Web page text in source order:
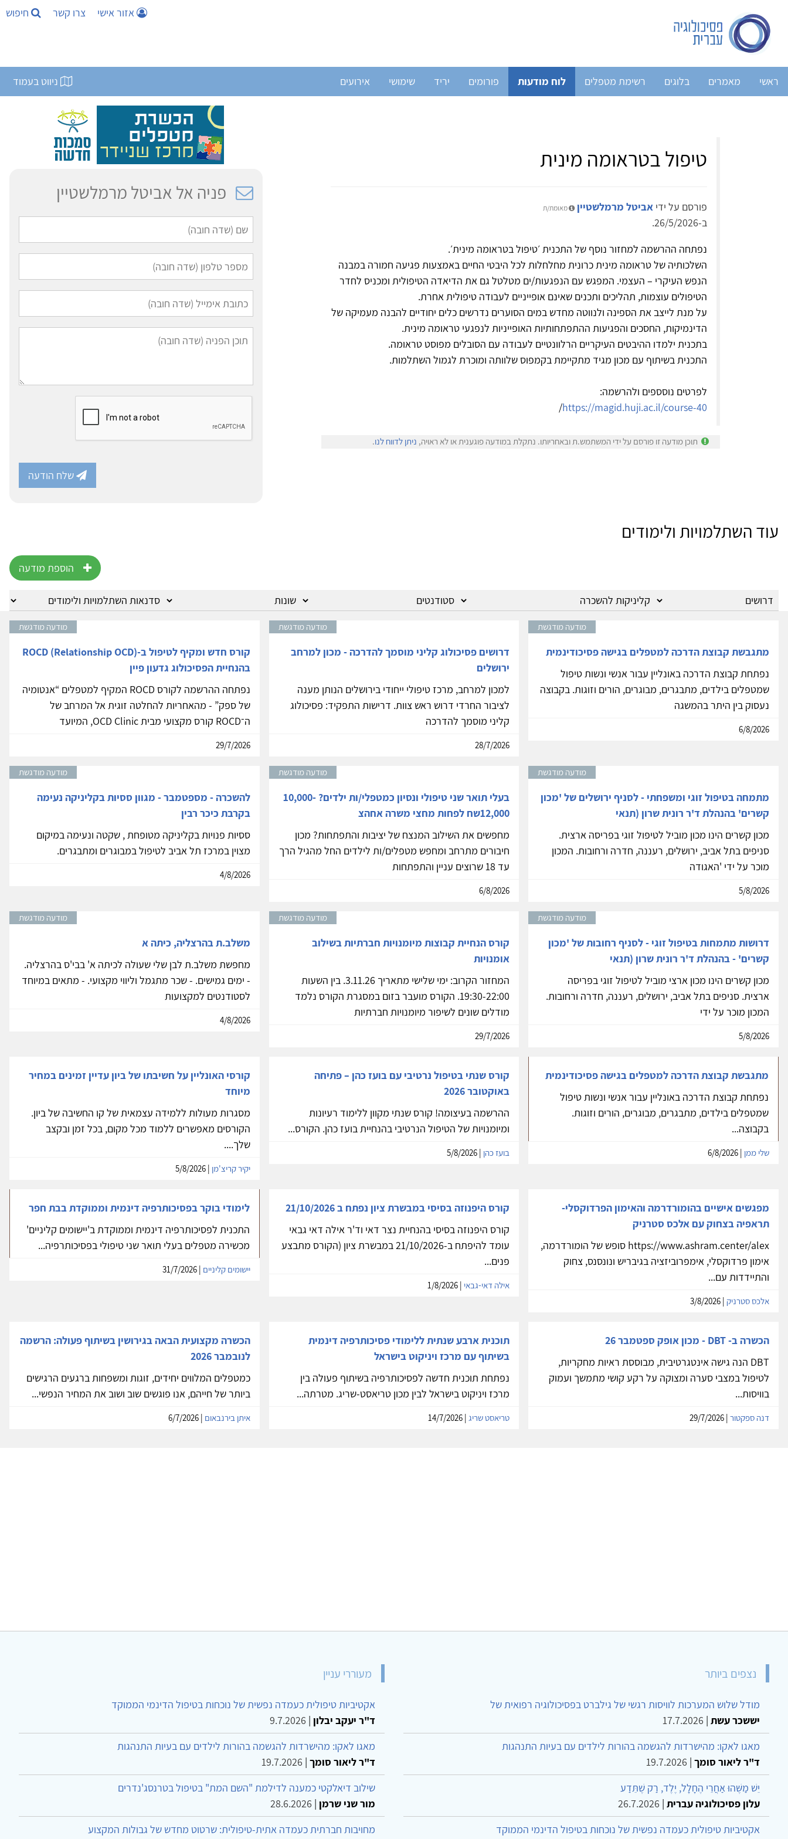
אזור אישי צרו קשר חיפוש
ראשי מאמרים בלוגים רשימת מטפלים לוח מודעות פורומים יריד שימושי אירועים ניווט בעמוד
טיפול בטראומה מינית
פורסם על ידי אביטל מרמלשטיין מאומת/ת
ב-26/5/2026.
נפתחה ההרשמה למחזור נוסף של התכנית ׳טיפול בטראומה מינית׳.
השלכותיה של טראומה מינית כרונית מחלחלות לכל היבטי החיים באמצעות פגיעה חמורה במבנה
הנפש העיקרי – העצמי. המפגש עם הנפגעות/ים מטלטל גם את הדיאדה הטיפולית ומכניס לחדר
הטיפולים עוצמות, תהליכים ותכנים שאינם אופייניים לעבודה טיפולית אחרת.
על מנת לייצב את הספינה ולנווטה מחדש במים הסוערים נדרשים כלים יחודיים להבנה מעמיקה של
הדינמיקות, החסכים והפגיעות ההתפתחותיות האופייניות לנפגעי טראומה מינית.
בתכנית ילמדו ההיבטים העיקריים הרלוונטיים לעבודה עם הסובלים מפוסט טראומה.
התכנית בשיתוף עם מכון מגיד מתקיימת בקמפוס שלוותה ומוכרת לגמול השתלמות.
לפרטים נוסספים ולהרשמה:
https://magid.huji.ac.il/course-40
/
תוכן מודעה זו פורסם על ידי המשתמש.ת ובאחריותו. נתקלת במודעה פוגענית או לא ראויה, ניתן לדווח לנו.
פניה אל אביטל מרמלשטיין
שלח הודעה
עוד השתלמויות ולימודים
הוספת מודעה
מודעה מודגשת
מתגבשת קבוצת הדרכה למטפלים בגישה פסיכודינמית
נפתחת קבוצת הדרכה באונליין עבור אנשי ונשות טיפול
שמטפלים בילדים, מתבגרים, מבוגרים, הורים וזוגות. בקבוצה
נעסוק בין היתר בהמשגה
6/8/2026
מודעה מודגשת
דרושים פסיכולוג קליני מוסמך להדרכה - מכון למרחב
ירושלים
למכון למרחב, מרכז טיפולי ייחודי בירושלים הנותן מענה
לציבור החרדי דרוש ראש צוות. דרישות התפקיד: פסיכולוג
קליני מוסמך להדרכה
28/7/2026
מודעה מודגשת
קורס חדש ומקיף לטיפול ב-ROCD (Relationship OCD)
בהנחיית הפסיכולוג גדעון פיין
נפתחה ההרשמה לקורס ROCD המקיף למטפלים “אנטומיה
של ספק” - מהאחריות להחלטה זוגית אל המרחב של
ה־ROCD קורס מקצועי מבית OCD Clinic, המיועד
29/7/2026
מודעה מודגשת
מתמחה בטיפול זוגי ומשפחתי - לסניף ירושלים של 'מכון
קשרים' בהנהלת ד'ר רונית שרון (תנאי
מכון קשרים הינו מכון מוביל לטיפול זוגי בפריסה ארצית.
סניפים בתל אביב, ירושלים, רעננה, חדרה ורחובות. המכון
מוכר על ידי 'האגודה
5/8/2026
מודעה מודגשת
בעלי תואר שני טיפולי ונסיון כמטפלי/ות ילדים? 10,000-
12,000שח לפחות מחצי משרה אחהצ
מחפשים את השילוב המנצח של יציבות והתפתחות? מכון
חיבורים מתרחב ומחפש מטפלים/ות לילדים החל מהגיל הרך
עד 18 שרוצים עניין והתפתחות
6/8/2026
מודעה מודגשת
להשכרה - מספטמבר - מגוון ססיות בקליניקה נעימה
בקרבת כיכר רבין
ססיות פנויות בקליניקה מטופחת , שקטה ונעימה במיקום
מצוין במרכז תל אביב לטיפול במבוגרים ומתבגרים.
4/8/2026
מודעה מודגשת
דרושות מתמחות בטיפול זוגי - לסניף רחובות של 'מכון
קשרים' - בהנהלת ד'ר רונית שרון (תנאי
מכון קשרים הינו מכון ארצי מוביל לטיפול זוגי בפריסה
ארצית. סניפים בתל אביב, ירושלים, רעננה, חדרה ורחובות.
המכון מוכר על ידי
5/8/2026
מודעה מודגשת
קורס הנחיית קבוצות מיומנויות חברתיות בשילוב
אומנויות
המחזור הקרוב: ימי שלישי מתאריך 3.11.26. בין השעות
19:30-22:00. הקורס מועבר בזום במסגרת הקורס נלמד
מודלים שונים לשיפור מיומנויות חברתיות
29/7/2026
מודעה מודגשת
משלב.ת בהרצליה, כיתה א
מחפשת משלב.ת לבן שלי שעולה לכיתה א' בבי'ס בהרצליה.
- ימים גמישים. - שכר מתגמל וליווי מקצועי. - מתאים במיוחד
לסטודנטים למקצועות
4/8/2026
מתגבשת קבוצת הדרכה למטפלים בגישה פסיכודינמית
נפתחת קבוצת הדרכה באונליין עבור אנשי ונשות טיפול
שמטפלים בילדים, מתבגרים, מבוגרים, הורים וזוגות.
בקבוצה...
שלי ממן
קורס שנתי בטיפול נרטיבי עם בועז כהן – פתיחה
באוקטובר 2026
ההרשמה בעיצומה! קורס שנתי מקוון ללימוד רעיונות
ומיומנויות של הטיפול הנרטיבי בהנחיית בועז כהן. הקורס...
בועז כהן
קורסי האונליין על חשיבתו של ביון עדיין זמינים במחיר
מיוחד
מסגרות מעולות ללמידה עצמאית של קו החשיבה של ביון.
הקורסים מאפשרים ללמוד מכל מקום, בכל זמן ובקצב
שלך....
יקיר קריצ'מן | 5/8/2026
מפגשים אישיים בהומורדרמה והאימון הפרדוקסלי-
תראפיה בצחוק עם אלכס סטרניק
https://www.ashram.center/alex סופש של הומורדרמה,
אימון פרדוקסלי, אימפרוביזציה בגיבריש ונונסנס, צחוק
והתיידדות עם...
אלכס סטרניק
קורס היפנוזה בסיסי במבשרת ציון נפתח ב 21/10/2026
קורס היפנוזה בסיסי בהנחיית נצר דאי וד'ר אילה דאי גבאי
עומד להיפתח ב-21/10/2026 במבשרת ציון (הקורס מתבצע
פנים...
אילה דאי-גבאי
לימודי בוקר בפסיכותרפיה דינמית וממוקדת בבת חפר
התכנית לפסיכותרפיה דינמית וממוקדת ב'יישומים קליניים'
מכשירה מטפלים בעלי תואר שני טיפולי בפסיכותרפיה...
יישומים קליניים | 31/7/2026
הכשרה ב- DBT - מכון אופק ספטמבר 26
DBT הנה גישה אינטגרטיבית, מבוססת ראיות מחקריות,
לטיפול במצבי סערה ומצוקה על רקע קושי מתמשך ועמוק
בוויסות...
דנה ספקטור
תוכנית ארבע שנתית ללימודי פסיכותרפיה דינמית
בשיתוף עם מרכז ויניקוט בישראל
נפתחת תוכנית חדשה לפסיכותרפיה בשיתוף פעולה בין
מרכז ויניקוט בישראל לבין מכון טריאסט-שריג. מטרתה...
טריאסט שריג| 14/7/2026
הכשרה מקצועית הבאה בגירושין בשיתוף פעולה: הרשמה
לנובמבר 2026
כמטפלים המלווים יחידים, זוגות ומשפחות ברגעים הרגישים
ביותר של חייהם, אנו פוגשים שוב ושוב את המחיר הנפשי...
איתן בירנבאום | 6/7/2026
נצפים ביותר
מודל שלוש המערכות לוויסות רגשי של גילברט בפסיכולוגיה רפואית של
יששכר עשת |
17.7.2026
מאגו לאקו: מהישרדות להגשמה בהורות לילדים עם בעיות התנהגות
ד"ר ליאור סומך |
19.7.2026
יֵשׁ מַשֶּׁהוּ אַחֲרֵי הֶחָלָל, יֶלֶד, רַק שֶׁתֵּדַע
עלון פסיכולוגיה עברית |
26.7.2026
אקטיביות טיפולית כעמדה נפשית של נוכחות בטיפול הדינמי הממוקד
מעוררי עניין
אקטיביות טיפולית כעמדה נפשית של נוכחות בטיפול הדינמי הממוקד
ד"ר יעקב יבלון |
9.7.2026
מאגו לאקו: מהישרדות להגשמה בהורות לילדים עם בעיות התנהגות
ד"ר ליאור סומך |
19.7.2026
שילוב דיאלקטי כמענה לדילמת "השם המת" בטיפול בטרנסג'נדרים
מור שני שרמן |
28.6.2026
מחויבות חברתית כעמדה אתית-טיפולית: שרטוט מחדש של גבולות המקצוע